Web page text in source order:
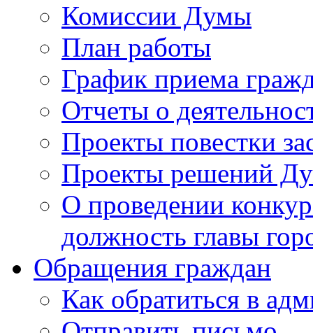
Комиссии Думы
План работы
График приема
Отчеты о
Проекты повестки
Проекты решений
О проведении
должность главы
Обращения граждан
Как обратиться в